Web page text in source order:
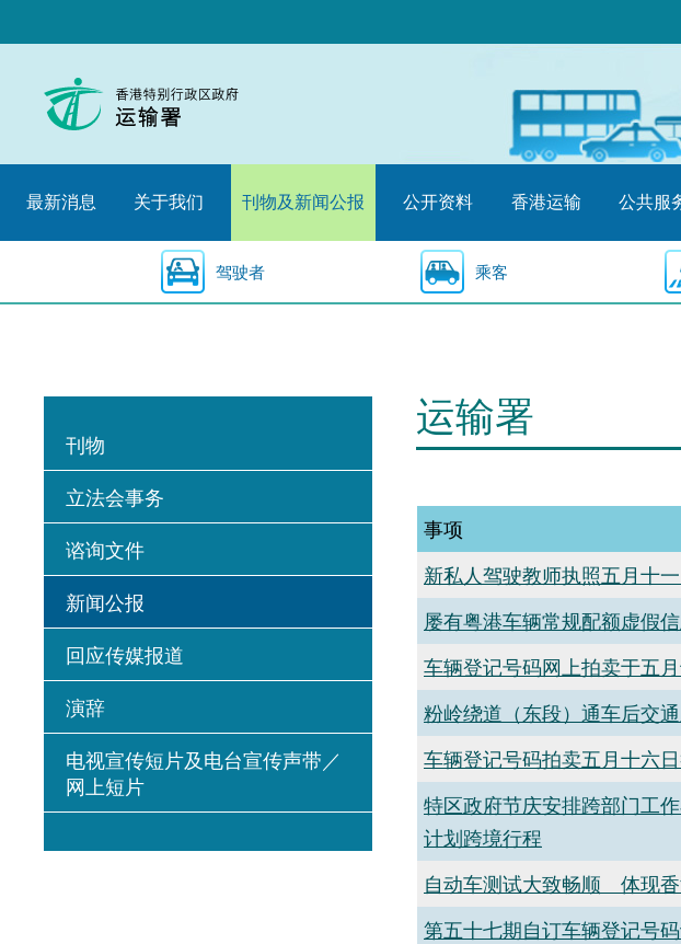
至
始
最新消息 关于我们 刊物及新闻公报 公开资料 香港运输 公共服
驾驶者 乘客
刊物
立法会事务
谘询文件
新闻公报
回应传媒报道
演辞
电视宣传短片及电台宣传声带／
网上短片
运输署
事项
新私人驾驶教师执照五月十
屡有粤港车辆常规配额虚假
车辆登记号码网上拍卖于五
粉岭绕道（东段）通车后交
车辆登记号码拍卖五月十六
特区政府节庆安排跨部门工
计划跨境行程
自动车测试大致畅顺 体现香
第五十七期自订车辆登记号